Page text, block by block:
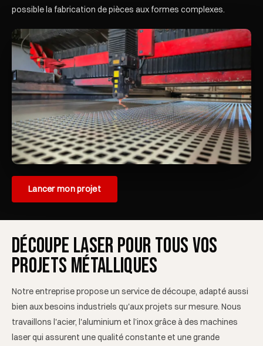
possible la fabrication de pièces aux formes complexes.
Lancer mon projet
Découpe laser pour tous vos
projets métalliques
Notre entreprise propose un service de découpe, adapté aussi
bien aux besoins industriels qu'aux projets sur mesure. Nous
travaillons l'acier, l'aluminium et l’inox grâce à des machines
laser qui assurent une qualité constante et une grande